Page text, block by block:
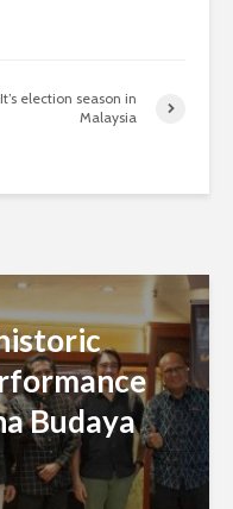
It’s election season in
Malaysia
Budaya